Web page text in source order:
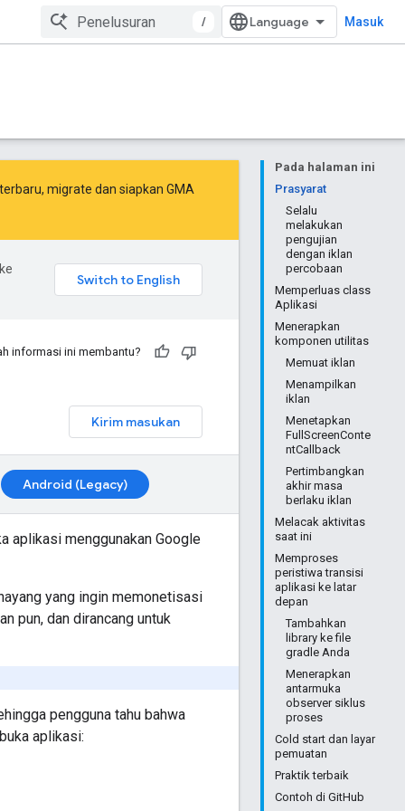
/ Masuk
Pada halaman ini
Prasyarat
Selalu
melakukan
pengujian
dengan iklan
percobaan
Memperluas class
Aplikasi
Menerapkan
komponen utilitas
Memuat iklan
Menampilkan
iklan
Menetapkan
FullScreenConte
ntCallback
Pertimbangkan
akhir masa
berlaku iklan
Melacak aktivitas
saat ini
Memproses
peristiwa transisi
aplikasi ke latar
depan
Tambahkan
library ke file
gradle Anda
Menerapkan
antarmuka
observer siklus
proses
Cold start dan layar
pemuatan
Praktik terbaik
Contoh di GitHub
migrate dan siapkan GMA
informasi ini membantu?
Kirim masukan
Android (Legacy)
aplikasi menggunakan Google
yang ingin memonetisasi
pun, dan dirancang untuk
pengguna tahu bahwa
aplikasi: